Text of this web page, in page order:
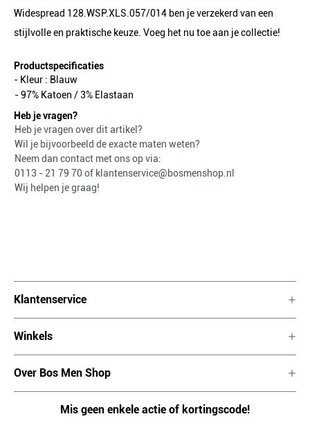
Widespread 128.WSP.XLS.057/014 ben je verzekerd van een
stijlvolle en praktische keuze. Voeg het nu toe aan je collectie!
Productspecificaties
- Kleur : Blauw
- 97% Katoen / 3% Elastaan
Heb je vragen?
Heb je vragen over dit artikel?
Wil je bijvoorbeeld de exacte maten weten?
Neem dan contact met ons op via:
0113 - 21 79 70 of klantenservice@bosmenshop.nl
Wij helpen je graag!
Klantenservice
Winkels
Over Bos Men Shop
Mis geen enkele actie of kortingscode!